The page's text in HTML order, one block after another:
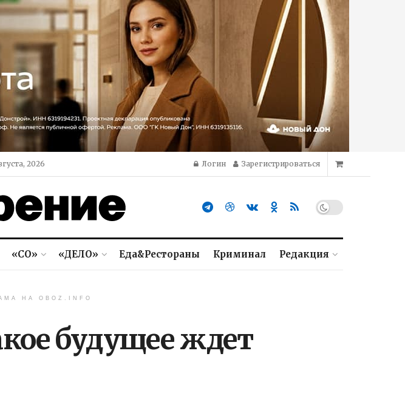
2026 Логин Зарегистрироваться
«СО» «ДЕЛО» Еда&Рестораны Криминал Редакция
НА OBOZ.INFO
будущее ждет